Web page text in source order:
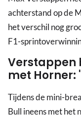
achterstand op de
het verschil nog
F1-
Verstappen
met Horner:
Tijdens de mini-
Bull ineens met het